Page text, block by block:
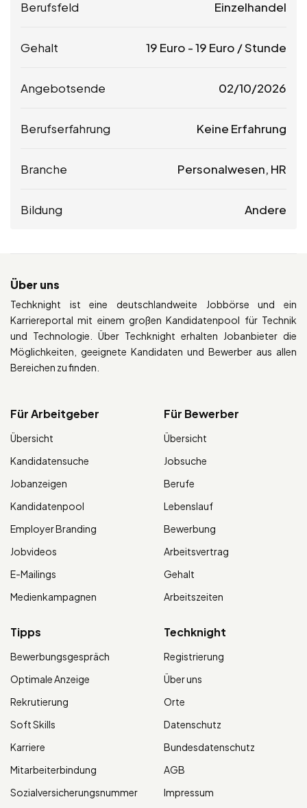
Berufsfeld Einzelhandel
Gehalt 19 Euro -19 Euro / Stunde
Angebotsende 02/10/2026
Berufserfahrung Keine Erfahrung
Branche Personalwesen, HR
Bildung Andere
Über uns
Techknight ist eine deutschlandweite Jobbörse und ein
Karriereportal mit einem großen Kandidatenpool für Technik
und Technologie. Über Techknight erhalten Jobanbieter die
Möglichkeiten, geeignete Kandidaten und Bewerber aus allen
Bereichen zu finden.
Für Arbeitgeber
Übersicht
Kandidatensuche
Jobanzeigen
Kandidatenpool
Employer Branding
Jobvideos
E-Mailings
Medienkampagnen
Für Bewerber
Übersicht
Jobsuche
Berufe
Lebenslauf
Bewerbung
Arbeitsvertrag
Gehalt
Arbeitszeiten
Tipps
Bewerbungsgespräch
Optimale Anzeige
Rekrutierung
Soft Skills
Karriere
Mitarbeiterbindung
Sozialversicherungsnummer
Techknight
Registrierung
Über uns
Orte
Datenschutz
Bundesdatenschutz
AGB
Impressum